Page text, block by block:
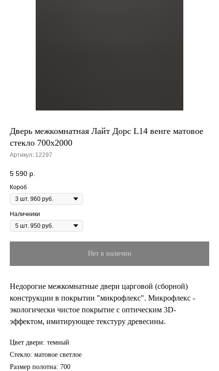
Дверь межкомнатная Лайт Дорс L14 венге матовое
стекло 700х2000
Артикул: 12297
5 590 р.
Короб
Наличники
Нет в наличии
Недорогие межкомнатные двери царговой (сборной)
конструкции в покрытии "микрофлекс". Микрофлекс -
экологически чистое покрытие с оптическим 3D-
эффектом, имитирующее текстуру древесины.
Цвет двери: темный
Стекло: матовое светлое
Размер полотна: 700